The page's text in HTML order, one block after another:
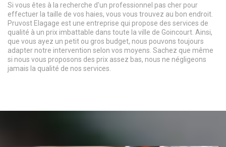
Si vous êtes à la recherche d'un professionnel pas cher pour
effectuer la taille de vos haies, vous vous trouvez au bon endroit.
Pruvost Elagage est une entreprise qui propose des services de
qualité à un prix imbattable dans toute la ville de Goincourt. Ainsi,
que vous ayez un petit ou gros budget, nous pouvons toujours
adapter notre intervention selon vos moyens. Sachez que même
si nous vous proposons des prix assez bas, nous ne négligeons
jamais la qualité de nos services.